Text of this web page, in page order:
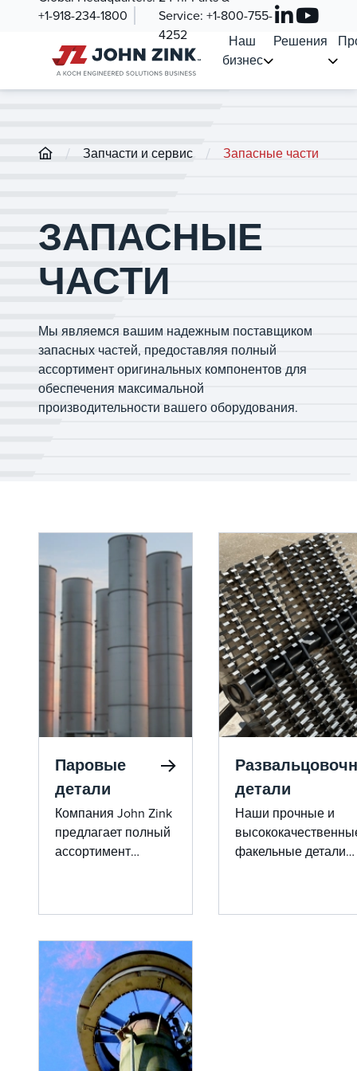
+1-918-234-1800
Service: +1-800-755-
4252
Наш
бизнес
Решения
/ Запчасти и сервис / Запасные части
ЗАПАСНЫЕ
ЧАСТИ
Мы являемся вашим надежным поставщиком
запасных частей, предоставляя полный
ассортимент оригинальных компонентов для
обеспечения максимальной
производительности вашего оборудования.
Паровые
детали
Компания John Zink
предлагает полный
ассортимент
поддержания
эффективности
системы и
соответствия
нормативным
требованиям. От
сменных клапанов
детали
Наши прочные и
факельные детали